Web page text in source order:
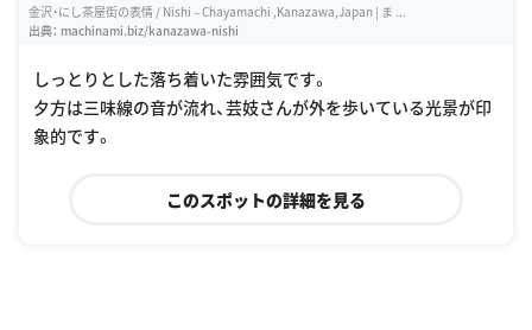
金沢・にし茶屋街の表情 / Nishi – Chayamachi ,Kanazawa,Japan | ま ...
出典： machinami.biz/kanazawa-nishi
しっとりとした落ち着いた雰囲気です。
夕方は三味線の音が流れ、芸妓さんが外を歩いている光景が印
象的です。
このスポットの詳細を見る